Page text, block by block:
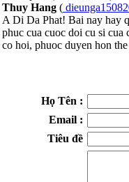
Thuy Hang (
A Di Da Phat! Bai nay hay
phuc cua cuoc doi cu si cua
co hoi, phuoc duyen hon
Họ Tên :
Email :
Tiêu đề